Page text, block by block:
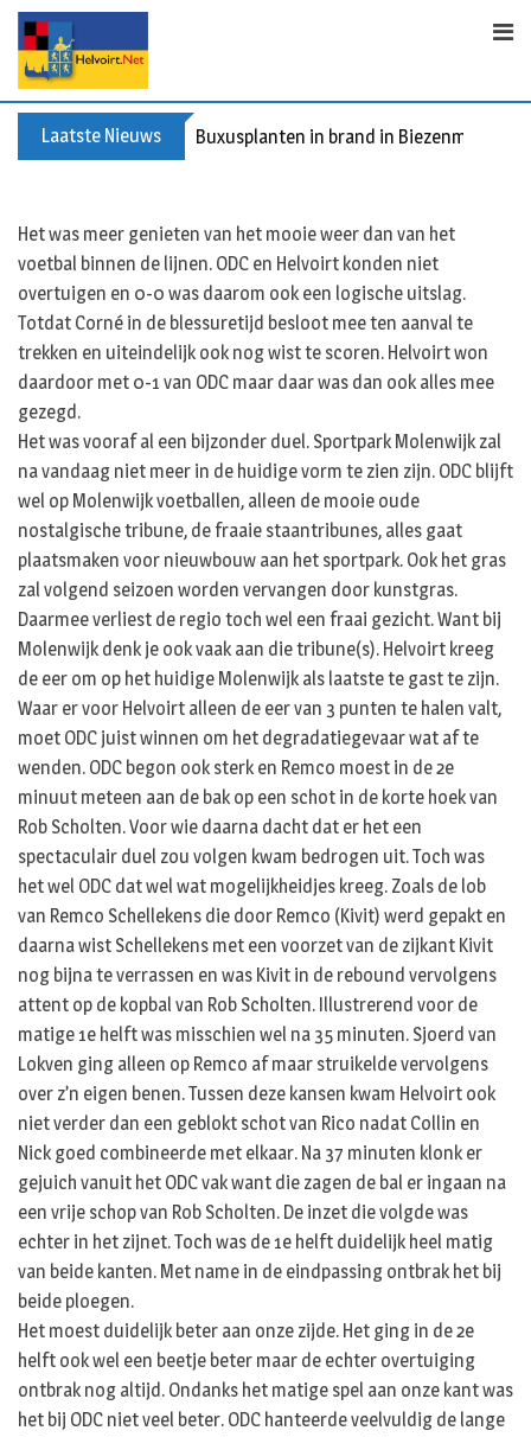
p
Laatste Nieuws Buxusplanten in brand in Biezenmortel,
Het was meer genieten van het mooie weer dan van het
voetbal binnen de lijnen. ODC en Helvoirt konden niet
overtuigen en 0-0 was daarom ook een logische uitslag.
Totdat Corné in de blessuretijd besloot mee ten aanval te
trekken en uiteindelijk ook nog wist te scoren. Helvoirt won
daardoor met 0-1 van ODC maar daar was dan ook alles mee
gezegd.
Het was vooraf al een bijzonder duel. Sportpark Molenwijk zal
na vandaag niet meer in de huidige vorm te zien zijn. ODC blijft
wel op Molenwijk voetballen, alleen de mooie oude
nostalgische tribune, de fraaie staantribunes, alles gaat
plaatsmaken voor nieuwbouw aan het sportpark. Ook het gras
zal volgend seizoen worden vervangen door kunstgras.
Daarmee verliest de regio toch wel een fraai gezicht. Want bij
Molenwijk denk je ook vaak aan die tribune(s). Helvoirt kreeg
de eer om op het huidige Molenwijk als laatste te gast te zijn.
Waar er voor Helvoirt alleen de eer van 3 punten te halen valt,
moet ODC juist winnen om het degradatiegevaar wat af te
wenden. ODC begon ook sterk en Remco moest in de 2e
minuut meteen aan de bak op een schot in de korte hoek van
Rob Scholten. Voor wie daarna dacht dat er het een
spectaculair duel zou volgen kwam bedrogen uit. Toch was
het wel ODC dat wel wat mogelijkheidjes kreeg. Zoals de lob
van Remco Schellekens die door Remco (Kivit) werd gepakt en
daarna wist Schellekens met een voorzet van de zijkant Kivit
nog bijna te verrassen en was Kivit in de rebound vervolgens
attent op de kopbal van Rob Scholten. Illustrerend voor de
matige 1e helft was misschien wel na 35 minuten. Sjoerd van
Lokven ging alleen op Remco af maar struikelde vervolgens
over z’n eigen benen. Tussen deze kansen kwam Helvoirt ook
niet verder dan een geblokt schot van Rico nadat Collin en
Nick goed combineerde met elkaar. Na 37 minuten klonk er
gejuich vanuit het ODC vak want die zagen de bal er ingaan na
een vrije schop van Rob Scholten. De inzet die volgde was
echter in het zijnet. Toch was de 1e helft duidelijk heel matig
van beide kanten. Met name in de eindpassing ontbrak het bij
beide ploegen.
Het moest duidelijk beter aan onze zijde. Het ging in de 2e
helft ook wel een beetje beter maar de echter overtuiging
ontbrak nog altijd. Ondanks het matige spel aan onze kant was
het bij ODC niet veel beter. ODC hanteerde veelvuldig de lange